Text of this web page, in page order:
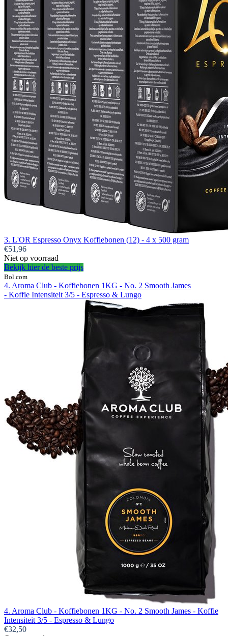
3. L'OR Espresso Onyx Koffiebonen (12) - 4 x 500 gram
€51,96
Niet op voorraad
Bekijk hier de beste prijs
Bol.com
4. Aroma Club - Koffiebonen 1KG - No. 2 Smooth James
- Koffie Intensiteit 3/5 - Espresso & Lungo
4. Aroma Club - Koffiebonen 1KG - No. 2 Smooth James - Koffie
Intensiteit 3/5 - Espresso & Lungo
€32,50